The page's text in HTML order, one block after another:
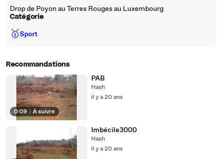
Drop de Poyon au Terres Rouges au Luxembourg
Catégorie
🥇Sport
Recommandations
0:09 À suivre
PAB
Hash
il y a 20 ans
Imbécile3000
Hash
il y a 20 ans